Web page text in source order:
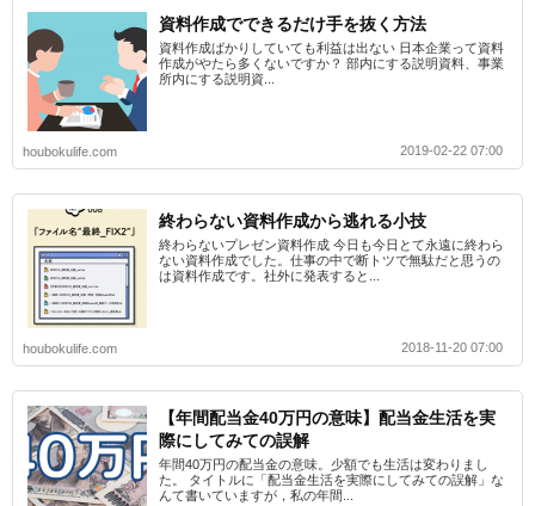
資料作成でできるだけ手を抜く方法
資料作成ばかりしていても利益は出ない 日本企業って資料
作成がやたら多くないですか？ 部内にする説明資料、事業
所内にする説明資...
houbokulife.com 2019-02-22 07:00
終わらない資料作成から逃れる小技
終わらないプレゼン資料作成 今日も今日とて永遠に終わら
ない資料作成でした。仕事の中で断トツで無駄だと思うの
は資料作成です。社外に発表すると...
houbokulife.com 2018-11-20 07:00
【年間配当金40万円の意味】配当金生活を実
際にしてみての誤解
年間40万円の配当金の意味。少額でも生活は変わりまし
た。 タイトルに「配当金生活を実際にしてみての誤解」な
んて書いていますが，私の年間...